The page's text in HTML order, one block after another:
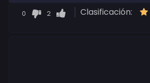
0 2 Clasificación: